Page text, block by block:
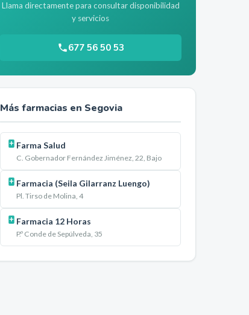
Llama directamente para consultar disponibilidad
y servicios
677 56 50 53
Más farmacias en Segovia
Farma Salud
C. Gobernador Fernández Jiménez, 22, Bajo
Farmacia (Seila Gilarranz Luengo)
Pl. Tirso de Molina, 4
Farmacia 12 Horas
P.º Conde de Sepúlveda, 35